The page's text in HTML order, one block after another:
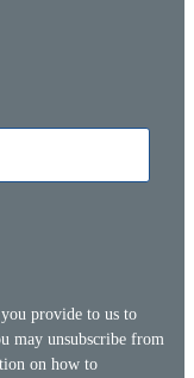
provide to us to
may unsubscribe from
on how to